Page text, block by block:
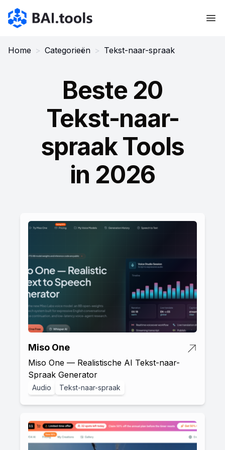
Bai.tools
Home > Categorieën > Tekst-naar-spraak
Beste 20
Tekst-naar-
spraak Tools
in 2026
Miso One
Miso One — Realistische AI Tekst-naar-
Spraak Generator
Audio Tekst-naar-spraak